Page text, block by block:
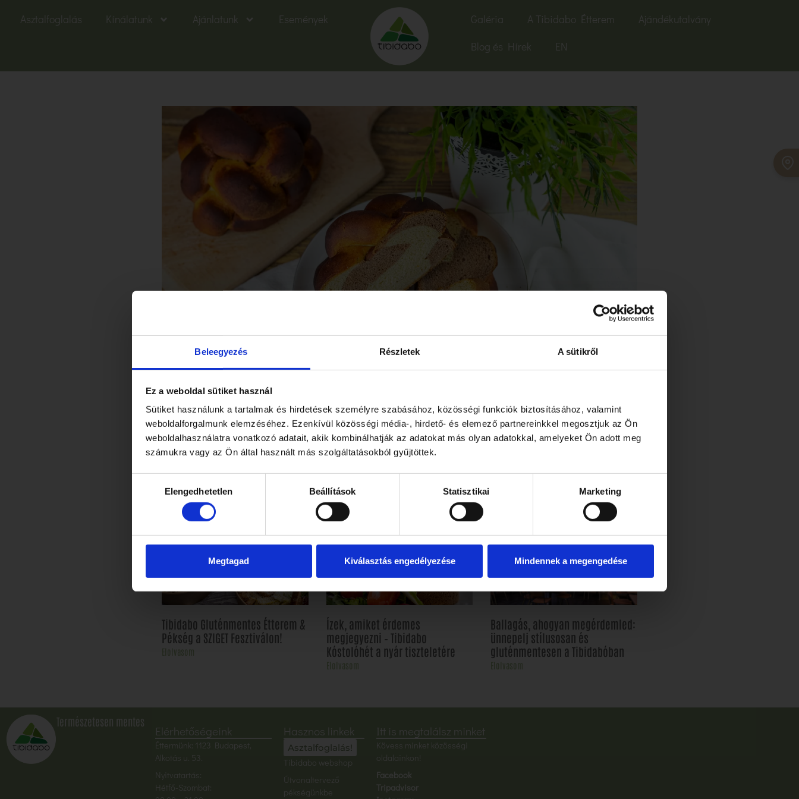
Beleegyezés Részletek A sütikről
Ez a weboldal sütiket használ
Sütiket használunk a tartalmak és hirdetések személyre szabásához, közösségi funkciók biztosításához, valamint
weboldalforgalmunk elemzéséhez. Ezenkívül közösségi média-, hirdető- és elemező partnereinkkel megosztjuk az Ön
weboldalhasználatra vonatkozó adatait, akik kombinálhatják az adatokat más olyan adatokkal, amelyeket Ön adott meg
számukra vagy az Ön által használt más szolgáltatásokból gyűjtöttek.
kiválasztásaElengedhetetlen Beállítások Statisztikai Marketing
Megtagad Kiválasztás engedélyezése Mindennek a megengedése
Asztalfoglalás Kínálatunk Ajánlatunk Események Galéria A Tibidabo Étterem
Ajándékutalvány
Blog és Hírek
EN
By Me Kakaós kalács 1db
További bejegyzéseink
Tibidabo Gluténmentes Étterem &
Pékség a SZIGET Fesztiválon!
Ízek, amiket érdemes
megjegyezni – Tibidabo
Kóstolóhét a nyár tiszteletére
Ballagás, ahogyan megérdemled:
ünnepelj stílusosan és
gluténmentesen a Tibidabóban
Természetesen mentes
Elérhetőségeink
Éttermünk: 1123 Budapest,
Alkotás u. 53.
Nyitvatartás:
Hétfő-Szombat:
Hasznos linkek
Asztalfoglalás!
Tibidabo webshop
Útvonaltervező
pékségünkbe
Itt is megtalálsz minket
Kövess minket közösségi
oldalainkon!
Facebook
Tripadvisor
ÉRDEKEL